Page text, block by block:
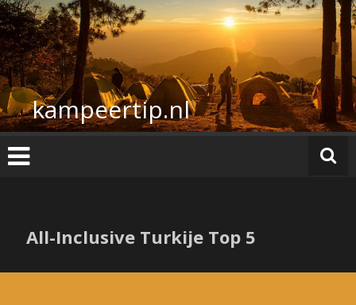
Ga
naar
de
inhoud
kampeertip.nl
All-Inclusive Turkije Top 5